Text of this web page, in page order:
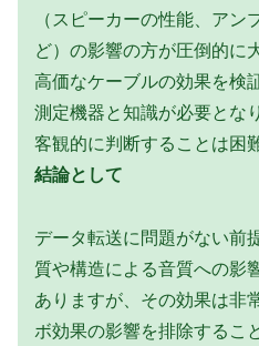
（スピーカーの性能、アン
ど）の影響の方が圧倒的に
高価なケーブルの効果を検
測定機器と知識が必要とな
客観的に判断することは困
結論として
データ転送に問題がない前
質や構造による音質への影
ありますが、その効果は非
ボ効果の影響を排除するこ